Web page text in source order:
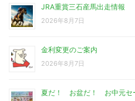
JRA重賞三石産馬出走情報
2026年8月7日
金利変更のご案内
2026年8月7日
夏だ！ お盆だ！ お中元セ